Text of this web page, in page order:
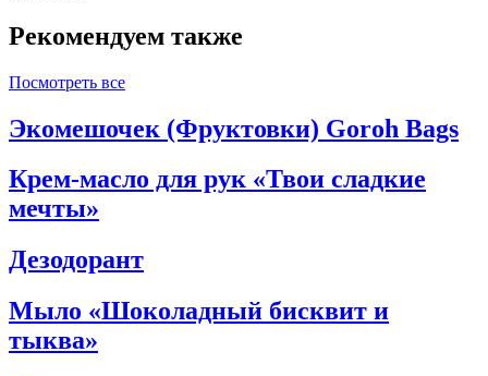
Рекомендуем также
Посмотреть все
Экомешочек (Фруктовки) Goroh Bags
Крем-масло для рук «Твои сладкие
мечты»
Дезодорант
Мыло «Шоколадный бисквит и
тыква»